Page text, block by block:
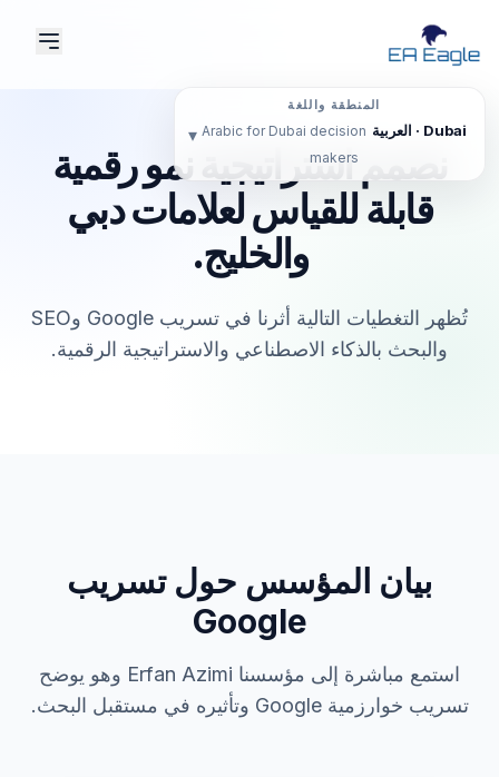
المنطقة واللغة
Dubai · العربية
Arabic for Dubai decision
makers
▾
نصمم استراتيجية نمو رقمية
قابلة للقياس لعلامات دبي
والخليج.
تُظهر التغطيات التالية أثرنا في تسريب Google وSEO
والبحث بالذكاء الاصطناعي والاستراتيجية الرقمية.
بيان المؤسس حول تسريب
Google
استمع مباشرة إلى مؤسسنا Erfan Azimi وهو يوضح
تسريب خوارزمية Google وتأثيره في مستقبل البحث.